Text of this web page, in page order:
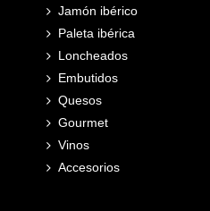
Jamón ibérico
Paleta ibérica
Loncheados
Embutidos
Quesos
Gourmet
Vinos
Accesorios